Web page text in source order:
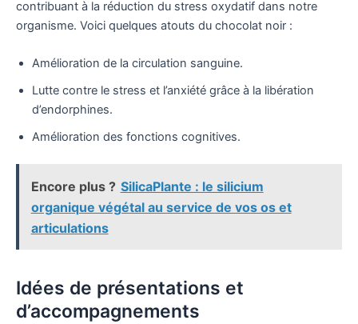
contribuant à la réduction du stress oxydatif dans notre
organisme. Voici quelques atouts du chocolat noir :
Amélioration de la circulation sanguine.
Lutte contre le stress et l’anxiété grâce à la libération
d’endorphines.
Amélioration des fonctions cognitives.
Encore plus ? SilicaPlante : le silicium
organique végétal au service de vos os et
articulations
Idées de présentations et
d’accompagnements